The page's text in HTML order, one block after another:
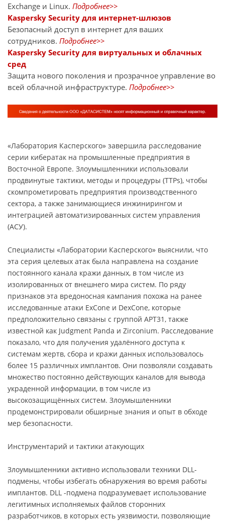
Exchange и Linux. Подробнее>>
Kaspersky Security для интернет-шлюзов
Безопасный доступ в интернет для ваших
сотрудников. Подробнее>>
Kaspersky Security для виртуальных и облачных
сред
Защита нового поколения и прозрачное управление во
всей облачной инфраструктуре. Подробнее>>
«Лаборатория Касперского» завершила расследование
серии кибератак на промышленные предприятия в
Восточной Европе. Злоумышленники использовали
продвинутые тактики, методы и процедуры (TTPs), чтобы
скомпрометировать предприятия производственного
сектора, а также занимающиеся инжинирингом и
интеграцией автоматизированных систем управления
(АСУ).
Специалисты «Лаборатории Касперского» выяснили, что
эта серия целевых атак была направлена на создание
постоянного канала кражи данных, в том числе из
изолированных от внешнего мира систем. По ряду
признаков эта вредоносная кампания похожа на ранее
исследованные атаки ExCone и DexCone, которые
предположительно связаны с группой APT31, также
известной как Judgment Panda и Zirconium. Расследование
показало, что для получения удалённого доступа к
системам жертв, сбора и кражи данных использовалось
более 15 различных имплантов. Они позволяли создавать
множество постоянно действующих каналов для вывода
украденной информации, в том числе из
высокозащищённых систем. Злоумышленники
продемонстрировали обширные знания и опыт в обходе
мер безопасности.
Инструментарий и тактики атакующих
Злоумышленники активно использовали техники DLL-
подмены, чтобы избегать обнаружения во время работы
имплантов. DLL -подмена подразумевает использование
легитимных исполняемых файлов сторонних
разработчиков, в которых есть уязвимости, позволяющие